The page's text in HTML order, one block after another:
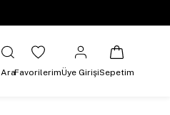
AraFavorilerimÜye GirişiSepetim